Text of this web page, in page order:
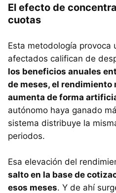
El efecto de
cuotas
Esta metodología provoca
afectados califican de
los beneficios anuales
de meses, el rendimiento
aumenta de forma
autónomo haya ganado
sistema distribuye la
periodos.
Esa elevación del
salto en la base de
esos meses. Y de ahí